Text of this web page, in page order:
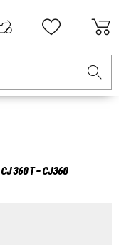
CJ 360 T - CJ360